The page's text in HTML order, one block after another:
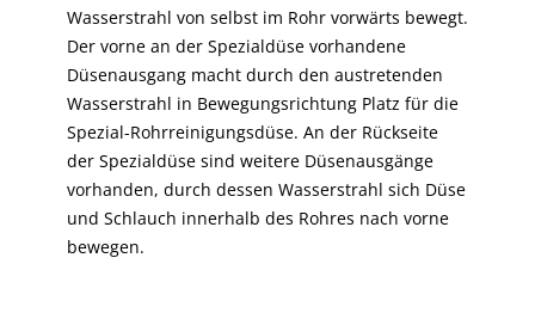
Wasserstrahl von selbst im Rohr vorwärts bewegt.
Der vorne an der Spezialdüse vorhandene
Düsenausgang macht durch den austretenden
Wasserstrahl in Bewegungsrichtung Platz für die
Spezial-Rohrreinigungsdüse. An der Rückseite
der Spezialdüse sind weitere Düsenausgänge
vorhanden, durch dessen Wasserstrahl sich Düse
und Schlauch innerhalb des Rohres nach vorne
bewegen.